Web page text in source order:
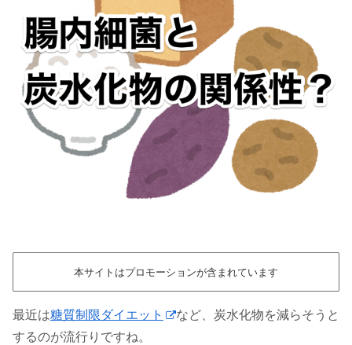
本サイトはプロモーションが含まれています
最近は糖質制限ダイエット
など、炭水化物を減らそうと
するのが流行りですね。